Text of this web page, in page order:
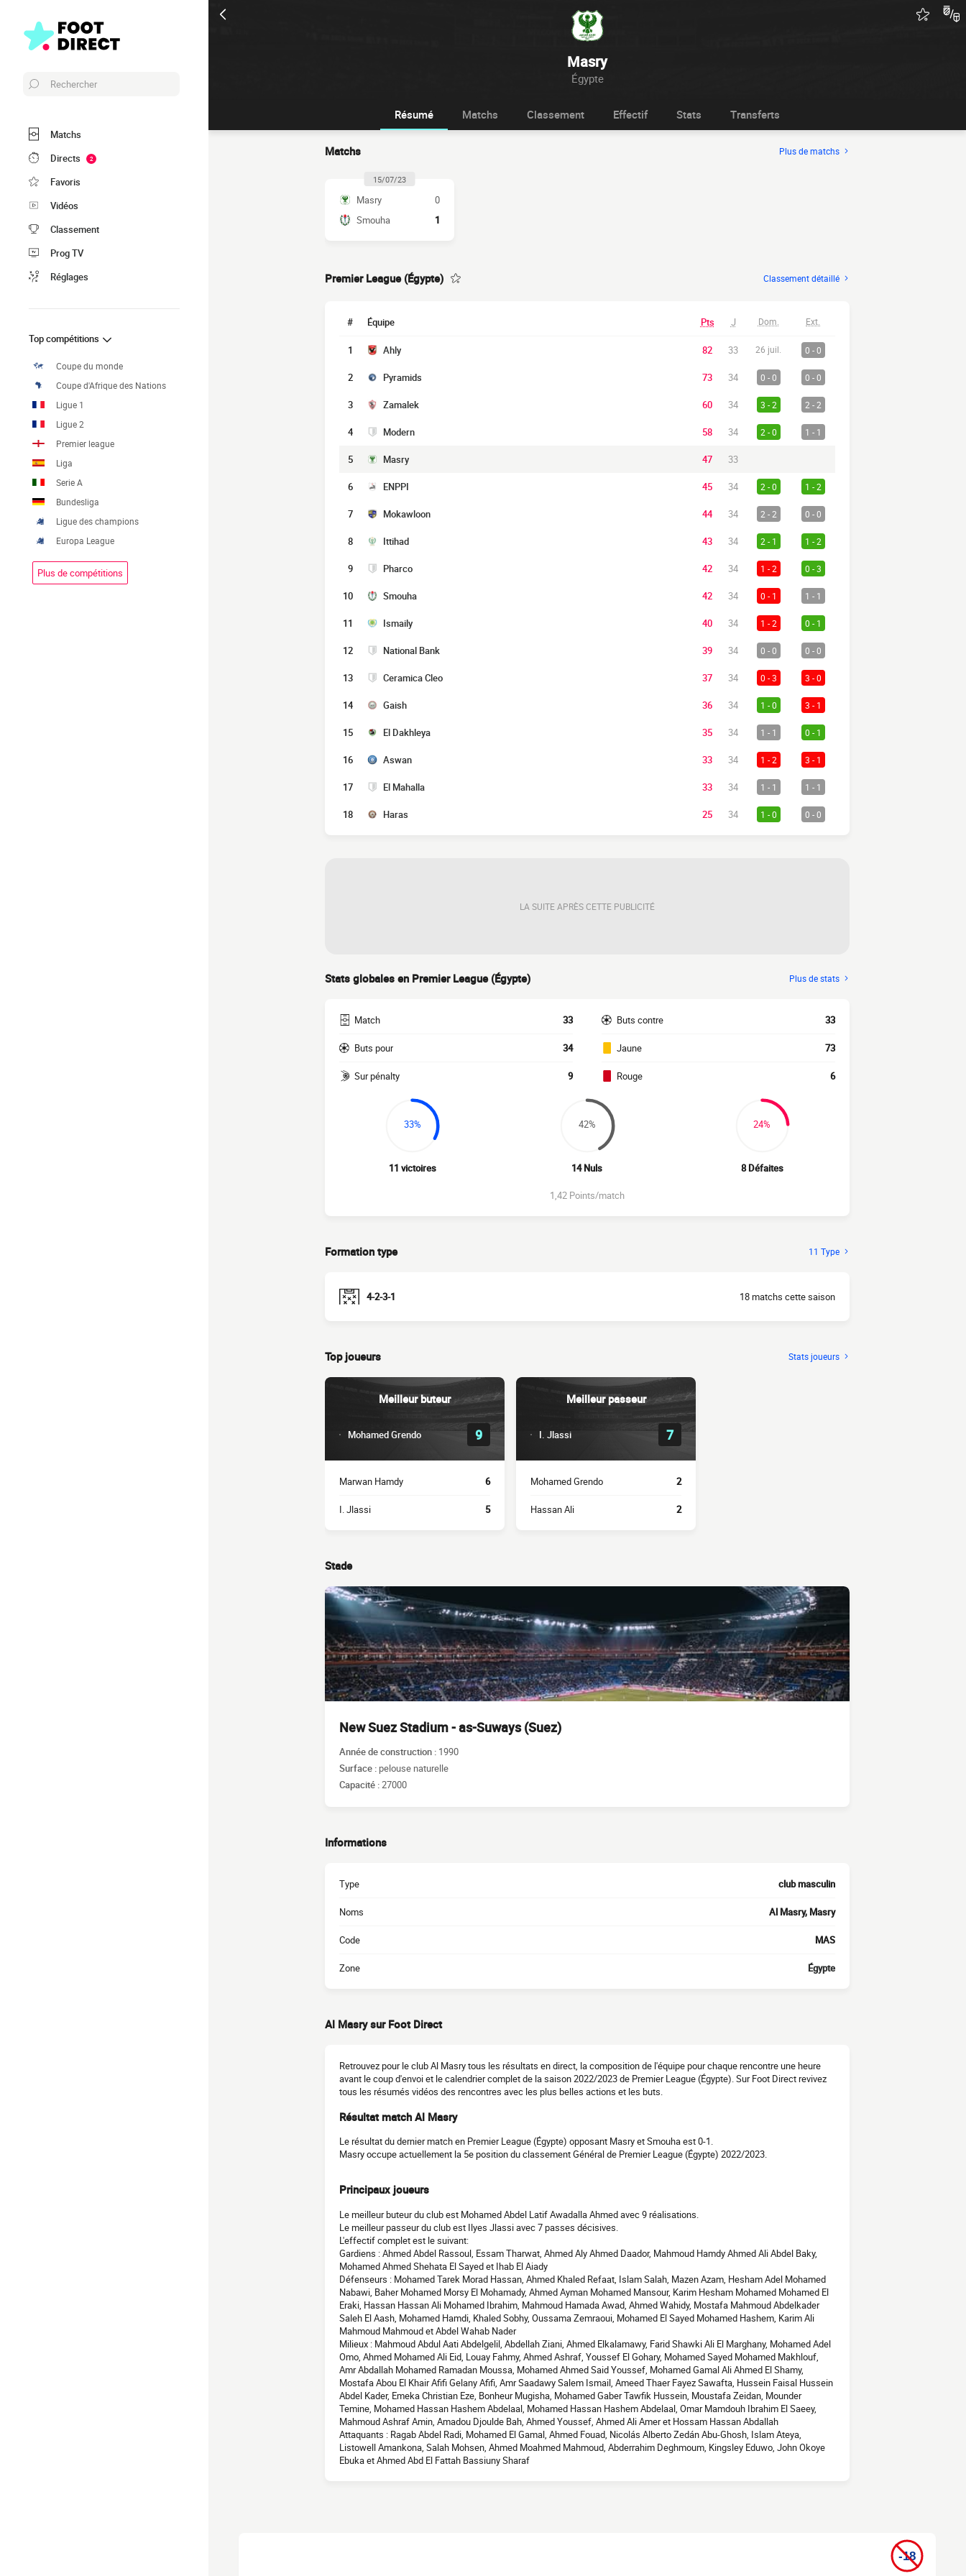
Masry
Égypte
Rechercher
Matchs
Directs
2
Favoris
Vidéos
Classement
Prog TV
Réglages
Top compétitions
Coupe du monde
Coupe d'Afrique des Nations
Ligue 1
Ligue 2
Premier league
Liga
Serie A
Bundesliga
Ligue des champions
Europa League
Plus de compétitions
Résumé Matchs Classement Effectif Stats Transferts
Matchs Plus de matchs
15/07/23
Masry
0
Smouha
1
Premier League (Égypte) Classement détaillé
# Équipe Pts J Dom. Ext.
1 Ahly 82 33 26 juil. 0 - 0
2 Pyramids 73 34 0 - 0 0 - 0
3 Zamalek 60 34 3 - 2 2 - 2
4 Modern 58 34 2 - 0 1 - 1
5 Masry 47 33
6 ENPPI 45 34 2 - 0 1 - 2
7 Mokawloon 44 34 2 - 2 0 - 0
8 Ittihad 43 34 2 - 1 1 - 2
9 Pharco 42 34 1 - 2 0 - 3
10 Smouha 42 34 0 - 1 1 - 1
11 Ismaily 40 34 1 - 2 0 - 1
12 National Bank 39 34 0 - 0 0 - 0
13 Ceramica Cleo 37 34 0 - 3 3 - 0
14 Gaish 36 34 1 - 0 3 - 1
15 El Dakhleya 35 34 1 - 1 0 - 1
16 Aswan 33 34 1 - 2 3 - 1
17 El Mahalla 33 34 1 - 1 1 - 1
18 Haras 25 34 1 - 0 0 - 0
LA SUITE APRÈS CETTE PUBLICITÉ
Stats globales en Premier League (Égypte) Plus de stats
Match 33
Buts pour 34
Sur pénalty 9
Buts contre 33
Jaune 73
Rouge 6
33%
11 victoires
42%
14 Nuls
24%
8 Défaites
1,42 Points/match
Formation type 11 Type
4-2-3-1 18 matchs cette saison
Top joueurs Stats joueurs
Meilleur buteur
Mohamed Grendo 9
Marwan Hamdy 6
I. Jlassi 5
Meilleur passeur
I. Jlassi 7
Mohamed Grendo 2
Hassan Ali 2
Stade
New Suez Stadium - as-Suways (Suez)
Année de construction : 1990
Surface : pelouse naturelle
Capacité :27000
Informations
Type club masculin
Noms Al Masry, Masry
Code MAS
Zone Égypte
Al Masry sur Foot Direct
Retrouvez pour le club Al Masry tous les résultats en direct, la composition de l'équipe pour chaque rencontre une heure
avant le coup d'envoi et le calendrier complet de la saison 2022/2023 de Premier League (Égypte). Sur Foot Direct revivez
tous les résumés vidéos des rencontres avec les plus belles actions et les buts.
Résultat match Al Masry
Le résultat du dernier match en Premier League (Égypte) opposant Masry et Smouha est 0-1.
Masry occupe actuellement la 5e position du classement Général de Premier League (Égypte) 2022/2023.
Principaux joueurs
Le meilleur buteur du club est Mohamed Abdel Latif Awadalla Ahmed avec 9 réalisations.
Le meilleur passeur du club est Ilyes Jlassi avec 7 passes décisives.
L'effectif complet est le suivant:
Gardiens : Ahmed Abdel Rassoul, Essam Tharwat, Ahmed Aly Ahmed Daador, Mahmoud Hamdy Ahmed Ali Abdel Baky,
Mohamed Ahmed Shehata El Sayed et Ihab El Aiady
Défenseurs : Mohamed Tarek Morad Hassan, Ahmed Khaled Refaat, Islam Salah, Mazen Azam, Hesham Adel Mohamed
Nabawi, Baher Mohamed Morsy El Mohamady, Ahmed Ayman Mohamed Mansour, Karim Hesham Mohamed Mohamed El
Eraki, Hassan Hassan Ali Mohamed Ibrahim, Mahmoud Hamada Awad, Ahmed Wahidy, Mostafa Mahmoud Abdelkader
Saleh El Aash, Mohamed Hamdi, Khaled Sobhy, Oussama Zemraoui, Mohamed El Sayed Mohamed Hashem, Karim Ali
Mahmoud Mahmoud et Abdel Wahab Nader
Milieux : Mahmoud Abdul Aati Abdelgelil, Abdellah Ziani, Ahmed Elkalamawy, Farid Shawki Ali El Marghany, Mohamed Adel
Omo, Ahmed Mohamed Ali Eid, Louay Fahmy, Ahmed Ashraf, Youssef El Gohary, Mohamed Sayed Mohamed Makhlouf,
Amr Abdallah Mohamed Ramadan Moussa, Mohamed Ahmed Said Youssef, Mohamed Gamal Ali Ahmed El Shamy,
Mostafa Abou El Khair Afifi Gelany Afifi, Amr Saadawy Salem Ismail, Ameed Thaer Fayez Sawafta, Hussein Faisal Hussein
Abdel Kader, Emeka Christian Eze, Bonheur Mugisha, Mohamed Gaber Tawfik Hussein, Moustafa Zeidan, Mounder
Temine, Mohamed Hassan Hashem Abdelaal, Mohamed Hassan Hashem Abdelaal, Omar Mamdouh Ibrahim El Saeey,
Mahmoud Ashraf Amin, Amadou Djoulde Bah, Ahmed Youssef, Ahmed Ali Amer et Hossam Hassan Abdallah
Attaquants : Ragab Abdel Radi, Mohamed El Gamal, Ahmed Fouad, Nicolás Alberto Zedán Abu-Ghosh, Islam Ateya,
Listowell Amankona, Salah Mohsen, Ahmed Moahmed Mahmoud, Abderrahim Deghmoum, Kingsley Eduwo, John Okoye
Ebuka et Ahmed Abd El Fattah Bassiuny Sharaf